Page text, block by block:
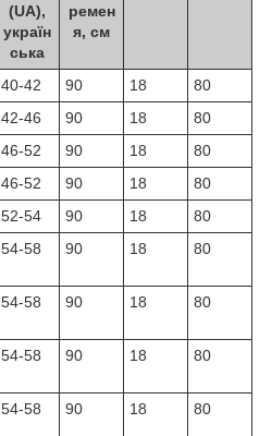
(UA),
україн
ська
ремен
я, см
40-42 90 18
80
42-46 90 18
80
46-52 90 18
80
46-52 90 18
80
52-54 90 18
80
54-58 90 18 80
54-58 90 18 80
54-58 90 18 80
54-58 90 18 80